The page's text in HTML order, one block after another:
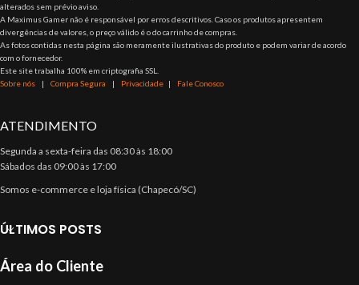
alterados sem prévio aviso.
A Maximus Gamer não é responsável por erros descritivos. Caso os produtos apresentem
divergências de valores, o preço válido é o do carrinho de compras.
As fotos contidas nesta página são meramente ilustrativas do produto e podem variar de acordo
com o fornecedor.
Este site trabalha 100% em criptografia SSL.
Sobre nós | Compra Segura | Privacidade | Fale Conosco
ATENDIMENTO
Segunda a sexta-feira das 08:30 às 18:00
Sábados das 09:00 às 17:00
Somos e-commerce e loja física (Chapecó/SC)
ÚLTIMOS POSTS
Área do Cliente